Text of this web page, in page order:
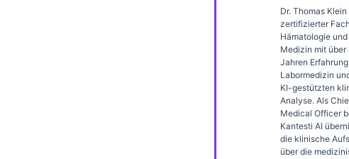
Dr. Thomas
zertifizierter
Hämatologie
Medizin mit über
Jahren
Labormedizin
KI-gestützten
Analyse. Als
Medical Officer
Kantesti AI
die klinische
über die